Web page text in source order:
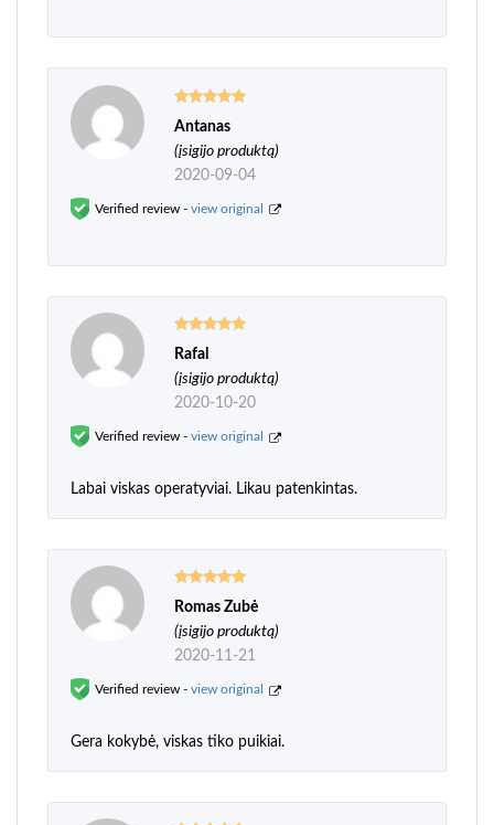
Įvertinimas:
5iš 5
Antanas
(įsigijo produktą)
2020-09-04
Verified review - view original
Įvertinimas:
5iš 5
Rafal
(įsigijo produktą)
2020-10-20
Verified review - view original
Labai viskas operatyviai. Likau patenkintas.
Įvertinimas:
5iš 5
Romas Zubė
(įsigijo produktą)
2020-11-21
Verified review - view original
Gera kokybė, viskas tiko puikiai.